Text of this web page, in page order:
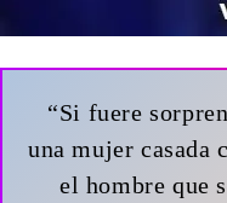
“Si fuere
una mujer casada
el hombre que